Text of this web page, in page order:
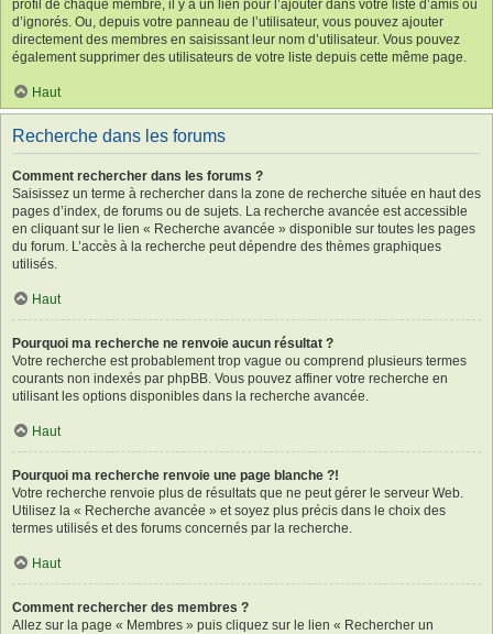
profil de chaque membre, il y a un lien pour l’ajouter dans votre liste d’amis ou
d’ignorés. Ou, depuis votre panneau de l’utilisateur, vous pouvez ajouter
directement des membres en saisissant leur nom d’utilisateur. Vous pouvez
également supprimer des utilisateurs de votre liste depuis cette même page.
Haut
Recherche dans les forums
Comment rechercher dans les forums ?
Saisissez un terme à rechercher dans la zone de recherche située en haut des
pages d’index, de forums ou de sujets. La recherche avancée est accessible
en cliquant sur le lien « Recherche avancée » disponible sur toutes les pages
du forum. L’accès à la recherche peut dépendre des thèmes graphiques
utilisés.
Haut
Pourquoi ma recherche ne renvoie aucun résultat ?
Votre recherche est probablement trop vague ou comprend plusieurs termes
courants non indexés par phpBB. Vous pouvez affiner votre recherche en
utilisant les options disponibles dans la recherche avancée.
Haut
Pourquoi ma recherche renvoie une page blanche ?!
Votre recherche renvoie plus de résultats que ne peut gérer le serveur Web.
Utilisez la « Recherche avancée » et soyez plus précis dans le choix des
termes utilisés et des forums concernés par la recherche.
Haut
Comment rechercher des membres ?
Allez sur la page « Membres » puis cliquez sur le lien « Rechercher un